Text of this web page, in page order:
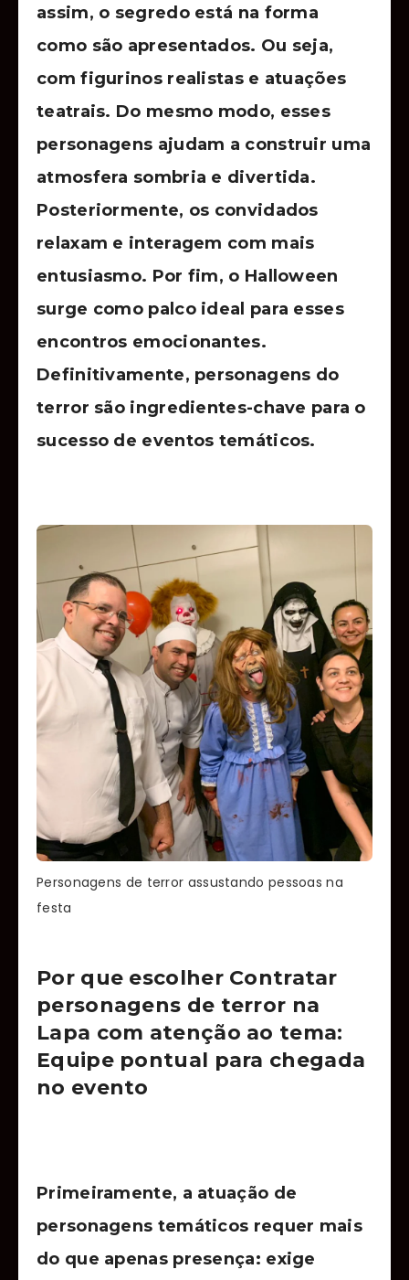
assim, o segredo está na forma
como são apresentados. Ou seja,
com figurinos realistas e atuações
teatrais. Do mesmo modo, esses
personagens ajudam a construir uma
atmosfera sombria e divertida.
Posteriormente, os convidados
relaxam e interagem com mais
entusiasmo. Por fim, o Halloween
surge como palco ideal para esses
encontros emocionantes.
Definitivamente, personagens do
terror são ingredientes-chave para o
sucesso de eventos temáticos.
Personagens de terror assustando pessoas na
festa
Por que escolher Contratar
personagens de terror na
Lapa com atenção ao tema:
Equipe pontual para chegada
no evento
Primeiramente, a atuação de
personagens temáticos requer mais
do que apenas presença: exige